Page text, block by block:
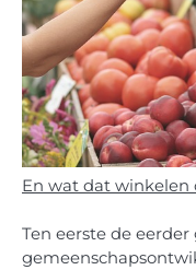
En wat dat winkelen
Ten eerste de